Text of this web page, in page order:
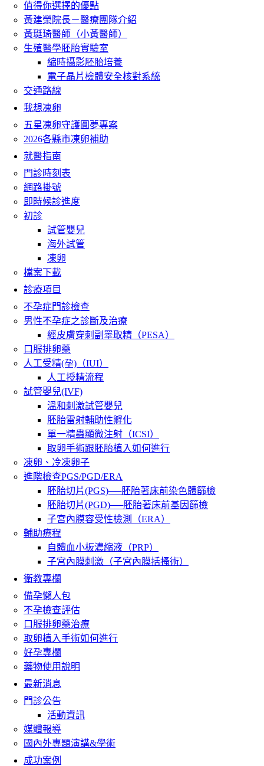
值得你選擇的優點
黃建榮院長－醫療團隊介紹
黃珽琦醫師（小黃醫師）
生殖醫學胚胎實驗室
縮時攝影胚胎培養
電子晶片檢體安全核對系統
交通路線
我想凍卵
五星凍卵守護圓夢專案
2026各縣市凍卵補助
就醫指南
門診時刻表
網路掛號
即時候診進度
初診
試管嬰兒
海外試管
凍卵
檔案下載
診療項目
不孕症門診檢查
男性不孕症之診斷及治療
經皮膚穿刺副睪取精（PESA）
口服排卵藥
人工受精(孕)（IUI）
人工授精流程
試管嬰兒(IVF)
溫和刺激試管嬰兒
胚胎雷射輔助性孵化
單一精蟲顯微注射（ICSI）
取卵手術跟胚胎植入如何進行
凍卵、冷凍卵子
進階檢查PGS/PGD/ERA
胚胎切片(PGS)──胚胎著床前染色體篩檢
胚胎切片(PGD)──胚胎著床前基因篩檢
子宮內膜容受性檢測（ERA）
輔助療程
自體血小板濃縮液（PRP）
子宮內膜刺激（子宮內膜括搔術）
衛教專欄
備孕懶人包
不孕檢查評估
口服排卵藥治療
取卵植入手術如何進行
好孕專欄
藥物使用說明
最新消息
門診公告
活動資訊
媒體報導
國內外專題演講&學術
成功案例